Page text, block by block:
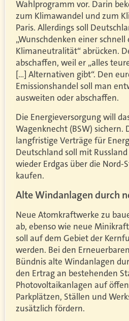
Wahlprogramm vor. Darin
zum Klimawandel und zum
Paris. Allerdings soll
„Wunschdenken einer
Klimaneutralität“ abrücken.
abschaffen, weil er „alles
[…] Alternativen gibt“. Den
Emissionshandel soll man
ausweiten oder abschaffen.
Die Energieversorgung will
Wagenknecht (BSW) sichern.
langfristige Verträge für
Deutschland soll mit
wieder Erdgas über die Nord-
kaufen.
Alte Windanlagen durch
Neue Atomkraftwerke zu
ab, ebenso wie neue
soll auf dem Gebiet der
werden. Bei den
Bündnis alte Windanlagen
den Ertrag an bestehenden
Photovoltaikanlagen auf
Parkplätzen, Ställen und
zusätzlich fördern.